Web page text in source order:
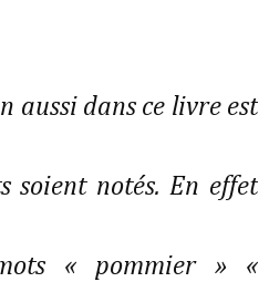
aussi dans ce livre est
soient notés. En effet
« pommier » «